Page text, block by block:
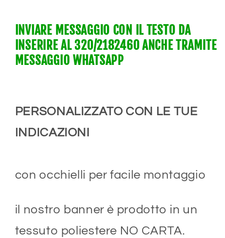
INVIARE MESSAGGIO CON IL TESTO DA
INSERIRE AL 320/2182460 ANCHE TRAMITE
MESSAGGIO WHATSAPP
PERSONALIZZATO CON LE TUE
INDICAZIONI
con occhielli per facile montaggio
il nostro banner è prodotto in un
tessuto poliestere NO CARTA.